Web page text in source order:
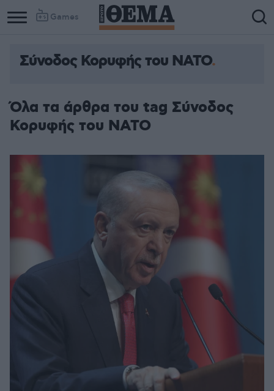
Games
Σύνοδος Κορυφής του ΝΑΤΟ
Όλα τα άρθρα του tag Σύνοδος
Κορυφής του ΝΑΤΟ